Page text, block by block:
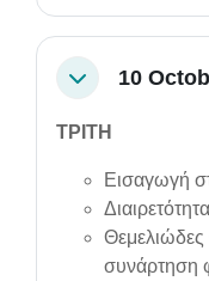
Collapse
10
ΤΡΙΤΗ
Εισαγωγή
Θεμελιώδες
συνάρτηση